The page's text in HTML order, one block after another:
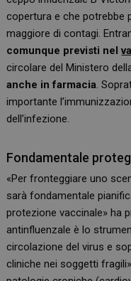
copertura e che potrebbe
maggiore di contagi.
comunque previsti nel
circolare del Ministero
anche in farmacia.
importante
dell’infezione.
Fondamentale
«Per fronteggiare uno
sarà fondamentale
protezione vaccinale» ha
antinfluenzale è lo
circolazione del virus e
cliniche nei soggetti